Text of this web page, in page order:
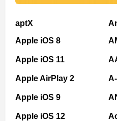
aptX
Apple iOS 8
Apple iOS 11
Apple AirPlay 2
Apple iOS 9
Apple iOS 12